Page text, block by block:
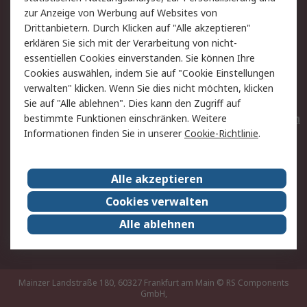
Hilfe
Privatkunden
Rechtliches
AGB
Datenschutz
Cookie-Richtlinie
Zahlungsbedingungen
Copyright/Impressum
Entsorgung
Elektrogeräte/Batterien
RS weltweit
Karriere bei RS
Nachhaltigkeit
Qualität/Umwelt/ZertifikatePresse-Center
Event-Center
Mainzer Landstraße 180, 60327 Frankfurt am Main © RS Components
GmbH,
zur Anzeige von Werbung auf Websites von
Drittanbietern. Durch Klicken auf "Alle akzeptieren"
erklären Sie sich mit der Verarbeitung von nicht-
essentiellen Cookies einverstanden. Sie können Ihre
Cookies auswählen, indem Sie auf "Cookie Einstellungen
verwalten" klicken. Wenn Sie dies nicht möchten, klicken
Sie auf "Alle ablehnen". Dies kann den Zugriff auf
bestimmte Funktionen einschränken. Weitere
Informationen finden Sie in unsererCookie-Richtlinie.
Alle akzeptieren
Cookies verwalten
Alle ablehnen